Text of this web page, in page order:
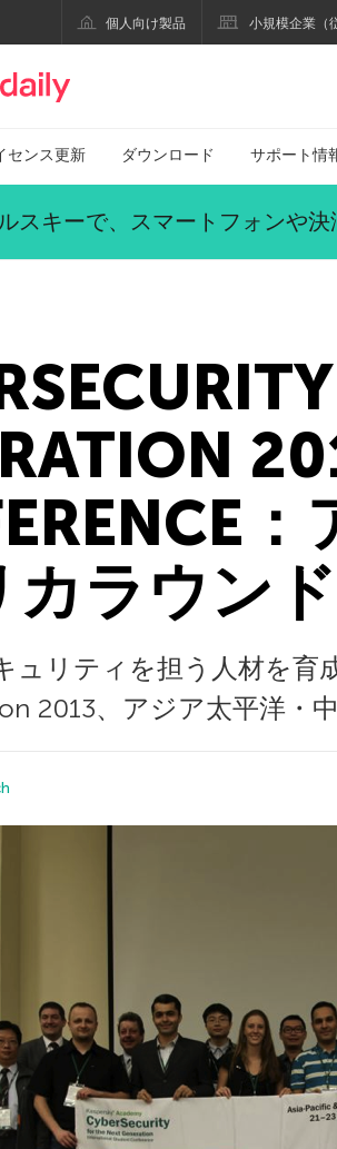
個人向け製品 小規模企業（
スペルスキー公式ブログ
センス更新 ダウンロード サポート情
スキーで、スマートフォンや
カラウンド
ュリティを担う人材を育
2013、アジア太平洋・